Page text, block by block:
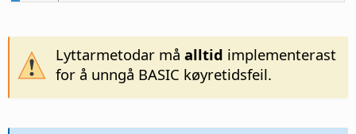
Lyttarmetodar må alltid implementerast
for å unngå BASIC køyretidsfeil.